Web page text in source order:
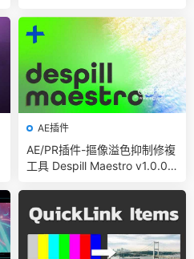
c
AE插件
AE/PR插件-摳像溢色抑制修複
工具 Despill Maestro v1.0.0b